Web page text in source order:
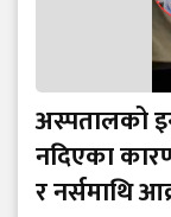
अस्पतालको
नदिएका
र नर्समाथि